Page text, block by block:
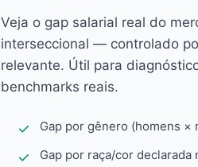
Veja o gap salarial real do
interseccional — controlado
relevante. Útil para
benchmarks reais.
Gap por gênero (homens
Gap por raça/cor declarada